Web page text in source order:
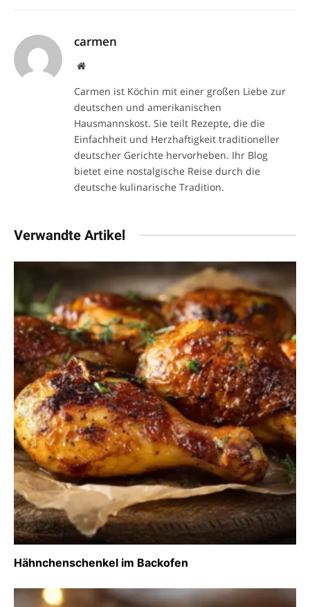
carmen
Website
Carmen ist Köchin mit einer großen Liebe zur
deutschen und amerikanischen
Hausmannskost. Sie teilt Rezepte, die die
Einfachheit und Herzhaftigkeit traditioneller
deutscher Gerichte hervorheben. Ihr Blog
bietet eine nostalgische Reise durch die
deutsche kulinarische Tradition.
Verwandte Artikel
Hähnchenschenkel im Backofen